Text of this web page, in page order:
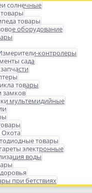
солнечные
товары
оборудование
контролеры
сада
товары
мультемидийные
товары
электронные
воды
при бетствиях